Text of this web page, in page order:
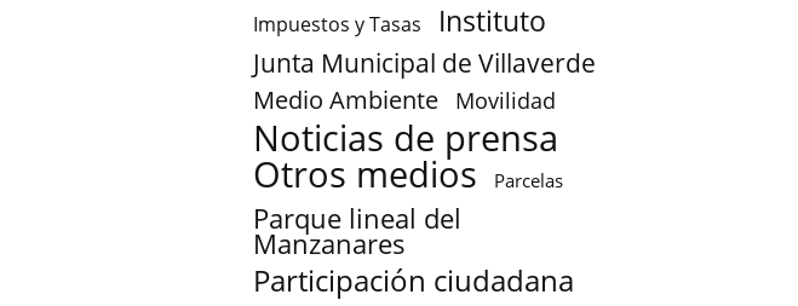
Impuestos y Tasas Instituto
Junta Municipal de Villaverde
Medio Ambiente Movilidad
Noticias de prensa
Otros medios Parcelas
Parque lineal del
Manzanares
Participación ciudadana